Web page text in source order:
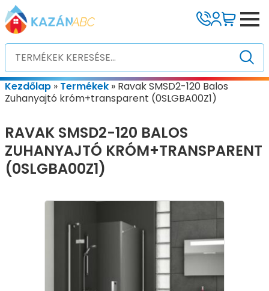
Kezdőlap » Termékek » Ravak SMSD2-120 Balos
Zuhanyajtó króm+transparent (0SLGBA00Z1)
RAVAK SMSD2-120 BALOS
ZUHANYAJTÓ KRÓM+TRANSPARENT
(0SLGBA00Z1)